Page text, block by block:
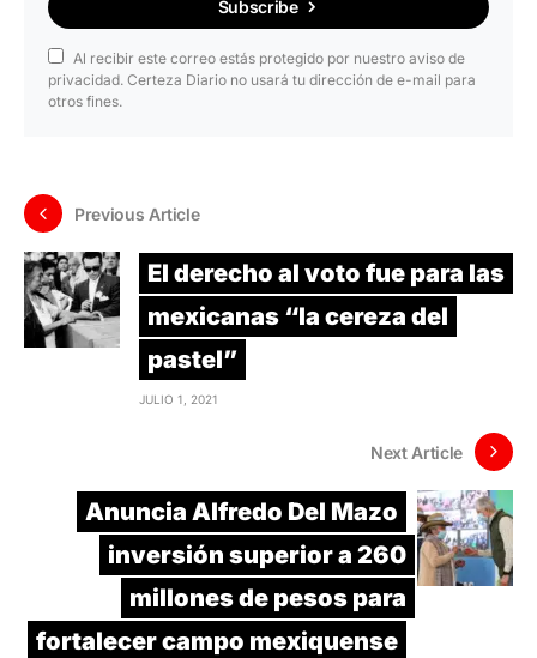
Subscribe
Al recibir este correo estás protegido por nuestro aviso de
privacidad. Certeza Diario no usará tu dirección de e-mail para
otros fines.
Previous Article
El derecho al voto fue para las
mexicanas “la cereza del
pastel”
JULIO 1, 2021
Next Article
Anuncia Alfredo Del Mazo
inversión superior a 260
millones de pesos para
fortalecer campo mexiquense